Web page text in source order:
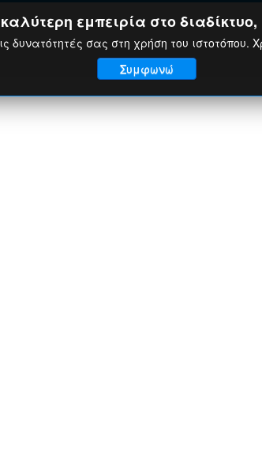
εμπειρία στο
δυνατότητές σας στη χρήση του
Συμφωνώ